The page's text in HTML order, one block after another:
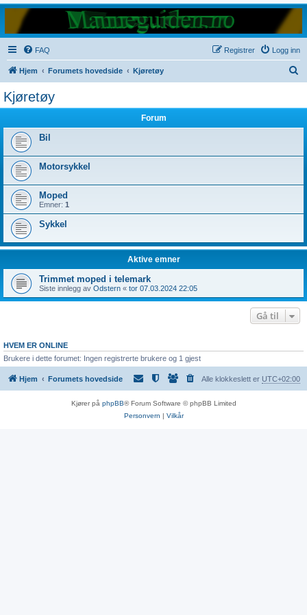
FAQ Logg inn
Registrer
Hjem Forumets hovedside Kjøretøy
Kjøretøy
Forum
Bil
Motorsykkel
Moped
Emner: 1
Sykkel
Aktive emner
Trimmet moped i telemark
Siste innlegg av Odstern « tor 07.03.2024 22:05
Gå til
HVEM ER ONLINE
Brukere i dette forumet: Ingen registrerte brukere og 1 gjest
Hjem Forumets hovedside Alle klokkeslett er UTC+02:00
Kjører på phpBB® Forum Software © phpBB Limited
Personvern | Vilkår